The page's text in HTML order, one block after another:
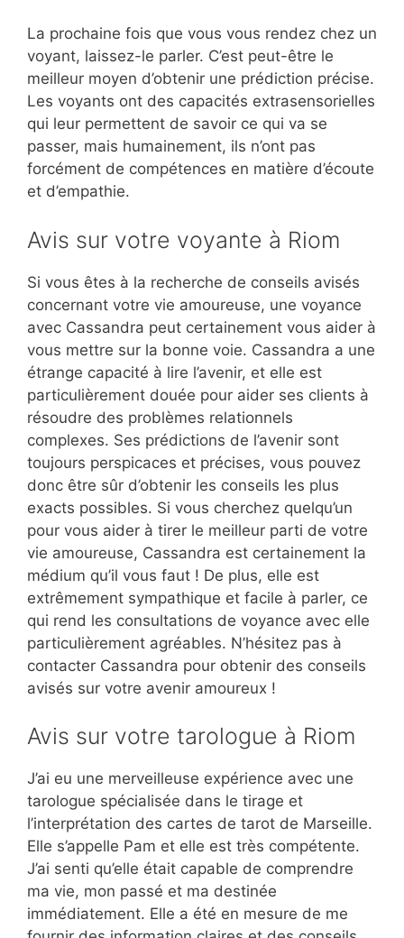
La prochaine fois que vous vous rendez chez un
voyant, laissez-le parler. C’est peut-être le
meilleur moyen d’obtenir une prédiction précise.
Les voyants ont des capacités extrasensorielles
qui leur permettent de savoir ce qui va se
passer, mais humainement, ils n’ont pas
forcément de compétences en matière d’écoute
et d’empathie.
Avis sur votre voyante à Riom
Si vous êtes à la recherche de conseils avisés
concernant votre vie amoureuse, une voyance
avec Cassandra peut certainement vous aider à
vous mettre sur la bonne voie. Cassandra a une
étrange capacité à lire l’avenir, et elle est
particulièrement douée pour aider ses clients à
résoudre des problèmes relationnels
complexes. Ses prédictions de l’avenir sont
toujours perspicaces et précises, vous pouvez
donc être sûr d’obtenir les conseils les plus
exacts possibles. Si vous cherchez quelqu’un
pour vous aider à tirer le meilleur parti de votre
vie amoureuse, Cassandra est certainement la
médium qu’il vous faut ! De plus, elle est
extrêmement sympathique et facile à parler, ce
qui rend les consultations de voyance avec elle
particulièrement agréables. N’hésitez pas à
contacter Cassandra pour obtenir des conseils
avisés sur votre avenir amoureux !
Avis sur votre tarologue à Riom
J’ai eu une merveilleuse expérience avec une
tarologue spécialisée dans le tirage et
l’interprétation des cartes de tarot de Marseille.
Elle s’appelle Pam et elle est très compétente.
J’ai senti qu’elle était capable de comprendre
ma vie, mon passé et ma destinée
immédiatement. Elle a été en mesure de me